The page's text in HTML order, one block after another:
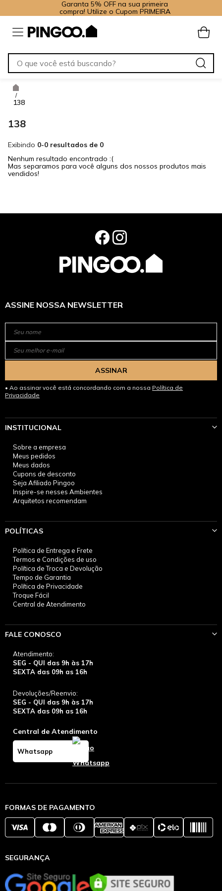
Garanta 5% OFF na sua primeira
compra! Utilize o Cupom PRIMEIRA
/
138
138
Exibindo 0-0 resultados de 0
Nenhum resultado encontrado :(
Mas separamos para você alguns dos nossos produtos mais
vendidos!
ASSINE NOSSA NEWSLETTER
ASSINAR
Ao assinar você está concordando com a nossa Política de
Privacidade
INSTITUCIONAL
Sobre a empresa
Meus pedidos
Meus dados
Cupons de desconto
Seja Afiliado Pingoo
Inspire-se nesses Ambientes
Arquitetos recomendam
POLÍTICAS
Política de Entrega e Frete
Termos e Condições de uso
Política de Troca e Devolução
Tempo de Garantia
Política de Privacidade
Troque Fácil
Central de Atendimento
FALE CONOSCO
Atendimento:
SEG - QUI das 9h às 17h
SEXTA das 09h as 16h
Devoluções/Reenvio:
SEG - QUI das 9h às 17h
SEXTA das 09h as 16h
Central de Atendimento
Whatsapp
FORMAS DE PAGAMENTO
SEGURANÇA